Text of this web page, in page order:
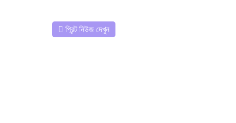
প্রিন্ট নিউজ দেখুন